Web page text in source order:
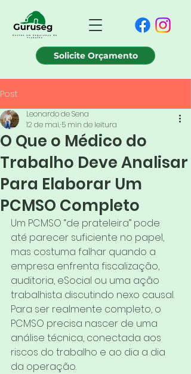
Solicite Orçamento
Post
O Que o Médico do
Trabalho Deve Analisar
Para Elaborar Um
PCMSO Completo
Leonardo de Sena
12 de mai.5 min de leitura
Um PCMSO “de prateleira” pode
até parecer suficiente no papel,
mas costuma falhar quando a
empresa enfrenta fiscalização,
auditoria, eSocial ou uma ação
trabalhista discutindo nexo causal.
Para ser realmente completo, o
PCMSO precisa nascer de uma
análise técnica, conectada aos
riscos do trabalho e ao dia a dia
da operação.